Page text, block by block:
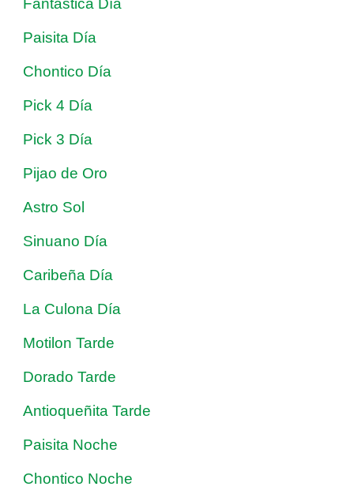
Fantástica Día
Paisita Día
Chontico Día
Pick 4 Día
Pick 3 Día
Pijao de Oro
Astro Sol
Sinuano Día
Caribeña Día
La Culona Día
Motilon Tarde
Dorado Tarde
Antioqueñita Tarde
Paisita Noche
Chontico Noche